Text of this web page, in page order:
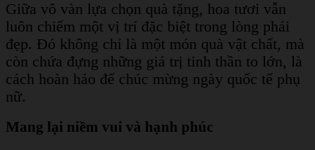
Giữa vô vàn lựa chọn quà tặng, hoa tươi vẫn
luôn chiếm một vị trí đặc biệt trong lòng phái
đẹp. Đó không chỉ là một món quà vật chất, mà
còn chứa đựng những giá trị tinh thần to lớn, là
cách hoàn hảo để chúc mừng ngày quốc tế phụ
nữ.
Mang lại niềm vui và hạnh phúc